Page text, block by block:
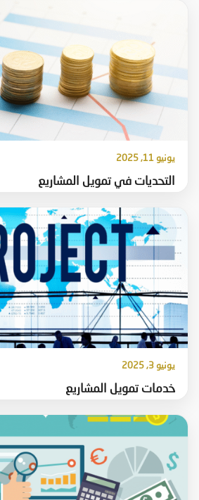
التحديات في تمويل المشاريع
يونيو 11, 2025
خدمات تمويل المشاريع
يونيو 3, 2025